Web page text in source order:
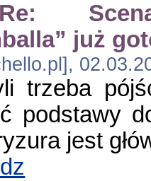
Re:
już
trzeba
podstawy
jest